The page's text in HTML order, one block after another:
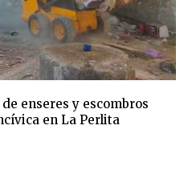
enseres y escombros
en La Perlita